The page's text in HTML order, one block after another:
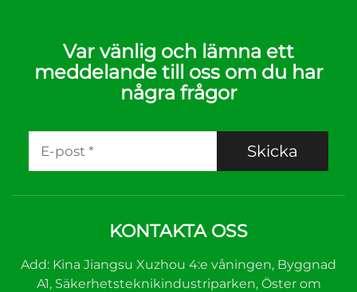
Var vänlig och lämna ett
meddelande till oss om du har
några frågor
Skicka
KONTAKTA OSS
Add: Kina Jiangsu Xuzhou 4:e våningen, Byggnad
A1, Säkerhetsteknikindustriparken, Öster om